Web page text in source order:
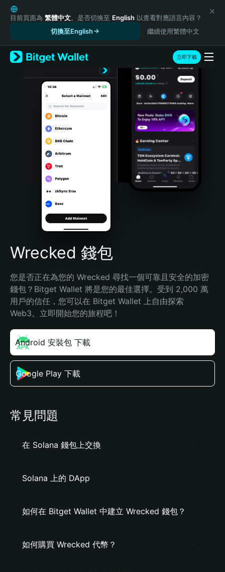
English
日本語
Русский
Español (Latinoamérica)
Türkçe
Português (Portugal)
Bahasa Indonesia
Português (Brasil)
Español (Argentina)
目前頁面為 繁體中文。是否切換至 English 以查看對應語言內容？
切換至English
繼續使用繁體中文
立即下載
Wrecked 錢包
您是否正在為您的 Wrecked 尋找一個可靠且安全的加密
錢包？Bitget Wallet 將是您的最佳選擇。受到 2,000 萬
用戶的信任，您可以在 Bitget Wallet 上自由探索
Web3。立即開始您的旅程吧！
Android 安裝包 下載
Google Play 下載
常見問題
在 Solana 錢包上交換
Solana 上的 DApp
如何在 Bitget Wallet 中建立 Wrecked 錢包？
如何購買 Wrecked 代幣？